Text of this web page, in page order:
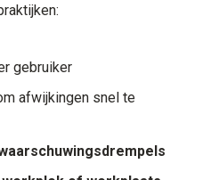
gebruiker
afwijkingen snel te